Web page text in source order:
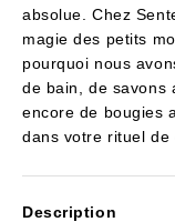
absolue. Chez
magie des petits
pourquoi nous
de bain, de savons
encore de bougies
dans votre rituel de
Description